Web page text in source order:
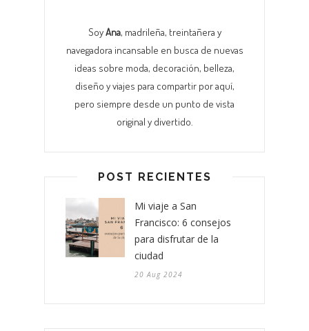
SoyAna, madrileña, treintañera y
navegadora incansable en busca de nuevas
ideas sobre moda, decoración, belleza,
diseño y viajes para compartir por aquí,
pero siempre desde un punto de vista
original y divertido.
POST RECIENTES
Mi viaje a San
Francisco: 6 consejos
para disfrutar de la
ciudad
20 Aug 2024